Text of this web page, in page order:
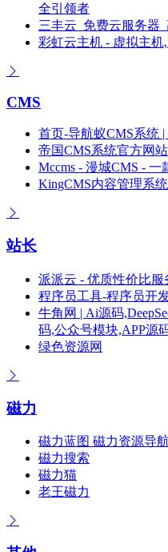
全引领者
三丰云_免费云服务器
彩虹云主机 - 虚拟主机
CMS
首页-导航蚁CMS系统
帝国CMS系统官方网
Mccms - 漫城CMS -
KingCMS内容管理系
站长
派派云 - 优质性价比
程序员工具-程序员开
牛角网 | Ai源码
码,公众号模块,APP源
绿色资源网
磁力
磁力蓝图 磁力资源导
磁力搜索
磁力猫
老王磁力